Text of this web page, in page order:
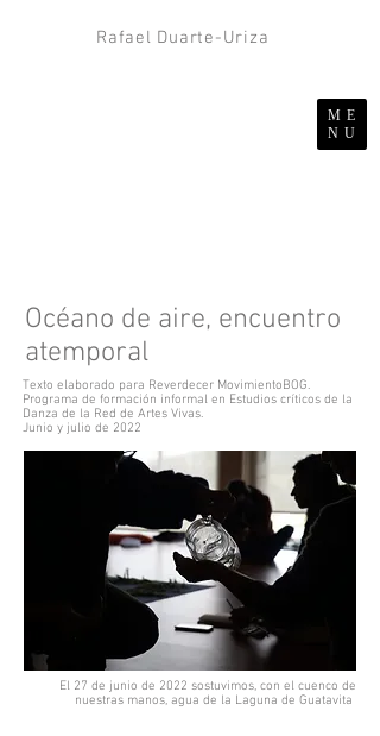
ME
NU
Rafael Duarte-Uriza
Océano de aire, encuentro
atemporal
Texto elaborado para Reverdecer MovimientoBOG.
Programa de formación informal en Estudios críticos de la
Danza de la Red de Artes Vivas.
Junio y julio de 2022
El 27 de junio de 2022 sostuvimos, con el cuenco de
nuestras manos, agua de la Laguna de Guatavita